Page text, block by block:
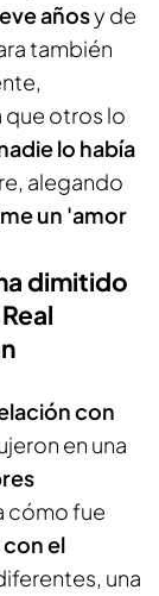
añosy de
también
que otros lo
lo había
alegando
un 'amor
dimitido
con
en una
cómo fue
el
una